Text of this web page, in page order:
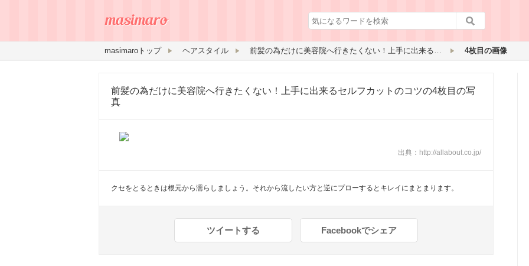
masimaroトップ ヘアスタイル 前髪の為だけに美容院へ行きたくない！上手に出来るセルフカットのコツ 4枚目の画像
前髪の為だけに美容院へ行きたくない！上手に出来るセルフカットのコツの4枚目の写
真
出典： http://allabout.co.jp/
クセをとるときは根元から濡らしましょう。それから流したい方と逆にプローするとキレイにまとまります。
ツイートする Facebookでシェア